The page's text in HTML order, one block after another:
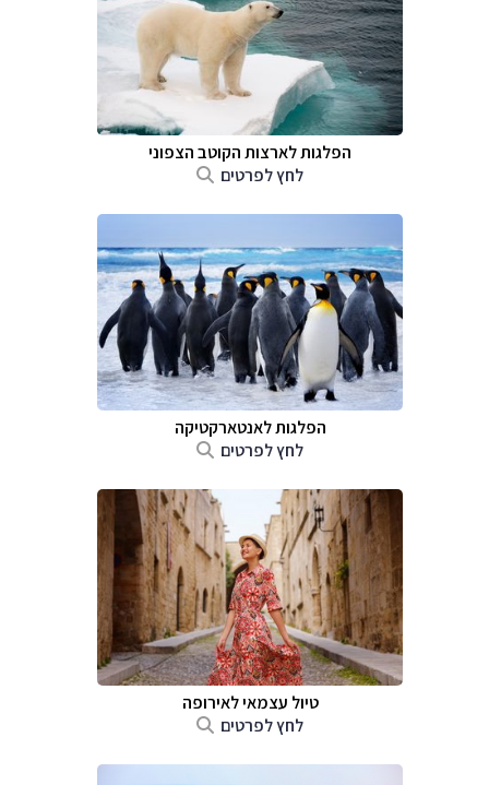
הפלגות לארצות הקוטב הצפוני
לחץ לפרטים
הפלגות לאנטארקטיקה
לחץ לפרטים
טיול עצמאי לאירופה
לחץ לפרטים